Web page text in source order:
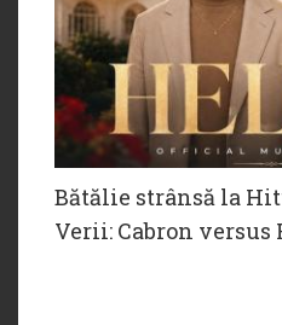
Bătălie strânsă la
Verii: Cabron versus